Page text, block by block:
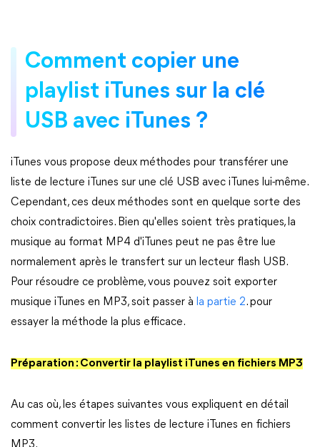
Comment copier une
playlist iTunes sur la clé
USB avec iTunes ?
iTunes vous propose deux méthodes pour transférer une
liste de lecture iTunes sur une clé USB avec iTunes lui-même.
Cependant, ces deux méthodes sont en quelque sorte des
choix contradictoires. Bien qu'elles soient très pratiques, la
musique au format MP4 d'iTunes peut ne pas être lue
normalement après le transfert sur un lecteur flash USB.
Pour résoudre ce problème, vous pouvez soit exporter
musique iTunes en MP3, soit passer à la partie 2. pour
essayer la méthode la plus efficace.
Préparation : Convertir la playlist iTunes en fichiers MP3
Au cas où, les étapes suivantes vous expliquent en détail
comment convertir les listes de lecture iTunes en fichiers